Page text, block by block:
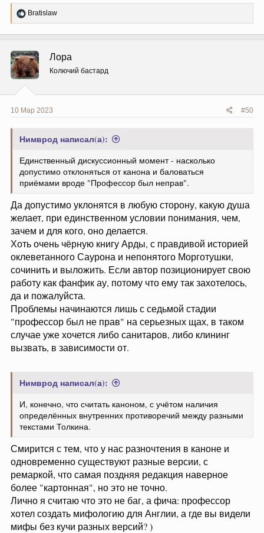
Р
е
ц
и
и
:
Bratislaw
Лора
Колючий бастард
10 Мар 2023 #50
Нимврод написал(а):
Единственный дискуссионный момент - насколько
допустимо отклоняться от канона и баловаться
приёмами вроде "Профессор был неправ".
Да допустимо уклонятся в любую сторону, какую душа
желает, при единственном условии понимания, чем,
зачем и для кого, оно делается.
Хоть очень чёрную книгу Арды, с правдивой историей
оклеветанного Саурона и непонятого Морготушки,
сочинить и выложить. Если автор позиционирует свою
работу как фанфик ау, потому что ему так захотелось,
да и пожалуйста.
Проблемы начинаются лишь с седьмой стадии
"профессор был не прав" на серьезных щах, в таком
случае уже хочется либо санитаров, либо клининг
вызвать, в зависимости от.
Нимврод написал(а):
И, конечно, что считать каноном, с учётом наличия
определённых внутренних противоречий между разными
текстами Толкина.
Смирится с тем, что у нас разночтения в каноне и
одновременно существуют разные версии, с
ремаркой, что самая поздняя редакция наверное
более "картонная", но это не точно.
Лично я считаю что это не баг, а фича: профессор
хотел создать мифологию для Англии, а где вы видели
мифы без кучи разных версий? )